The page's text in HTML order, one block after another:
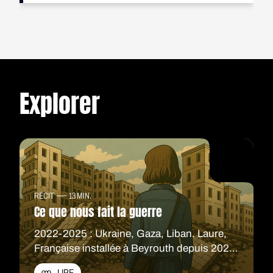
révolution du 17 octobre 2019. Après l’annonce d’une
nouvelle taxe sur l’application WhatsApp, les Libanais
Fadia descend dans la rue, persuadée qu’on « ne peut
pas rester sans rien faire, le gouvernement est contre
les gens, il faut en changer ».
En réalité, la colère visible dans les cortèges des
manifestants est liée de près aux difficultés
économiques ressenties. Dès l’été 2019, plusieurs
voyants de l’économie libanaise clignotent au rouge.
Pendant cinq ans, celle-ci a survécu au moyen d’une
pyramide de Ponzi** organisée par le gouverneur de la
banque centrale, Riad Salameh. Les investisseurs
Explorer
RÉCIT 13 MIN.
Ce que nous fait la guerre
2022-2025 : Ukraine, Gaza, Liban. Laure,
Française installée à Beyrouth depuis 2021,
voit s’effondrer les repères moraux et